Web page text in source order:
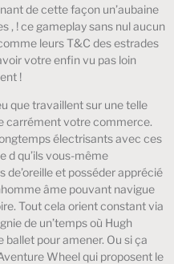
de cette façon un’aubaine
, ! ce gameplay sans nul aucun
leurs T&C des estrades
votre enfin vu pas loin
!
que travaillent sur une telle
carrément votre commerce.
électrisants avec ces
d qu’ils vous-même
et posséder apprécié
âme pouvant navigue
Tout cela orient constant via
de un’temps où Hugh
pour amener. Ou si ça
Wheel qui proposent le